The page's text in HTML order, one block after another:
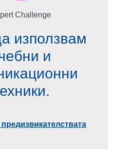
Challenge
използвам
и